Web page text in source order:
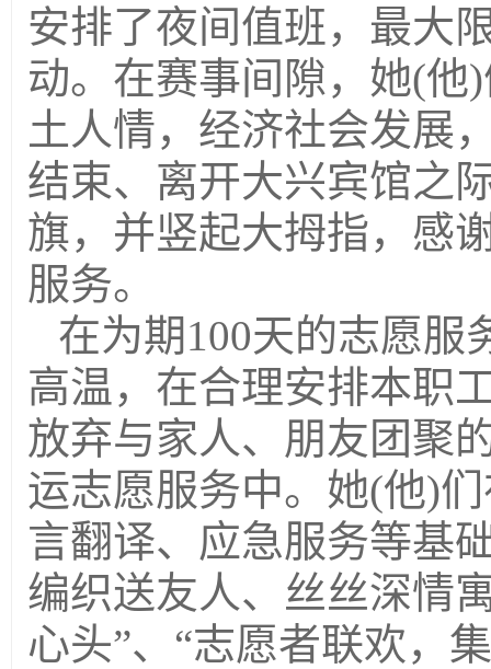
安排了夜间值班，最大
动。在赛事间隙，她(他
土人情，经济社会发展
结束、离开大兴宾馆之
旗，并竖起大拇指，感
服务。
在为期100天的志愿服
高温，在合理安排本职
放弃与家人、朋友团聚
运志愿服务中。她(他)
言翻译、应急服务等基
编织送友人、丝丝深情
心头”、“志愿者联欢，